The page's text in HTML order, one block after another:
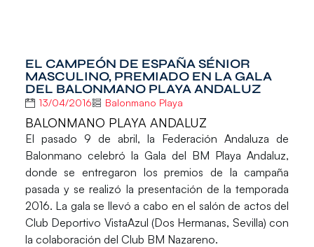
EL CAMPEÓN DE ESPAÑA SÉNIOR
MASCULINO, PREMIADO EN LA GALA
DEL BALONMANO PLAYA ANDALUZ
13/04/2016 Balonmano Playa
BALONMANO PLAYA ANDALUZ
El pasado 9 de abril, la Federación Andaluza de
Balonmano celebró la Gala del BM Playa Andaluz,
donde se entregaron los premios de la campaña
pasada y se realizó la presentación de la temporada
2016. La gala se llevó a cabo en el salón de actos del
Club Deportivo VistaAzul (Dos Hermanas, Sevilla) con
la colaboración del Club BM Nazareno.